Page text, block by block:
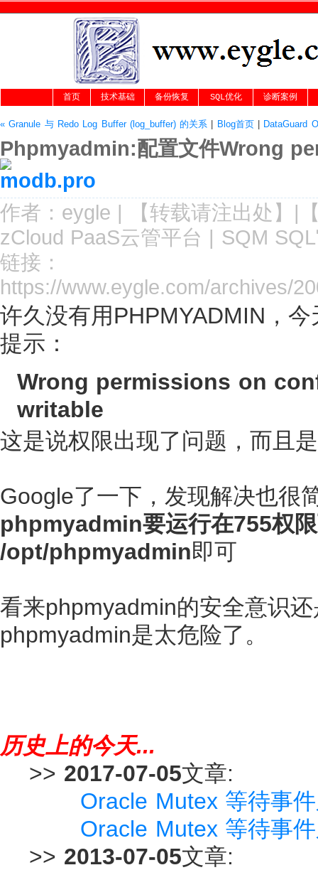
首页 技术基础 备份恢复 SQL优化 诊断案例
« Granule 与 Redo Log Buffer (log_buffer) 的关系 Blog首页| DataGuard
Phpmyadmin:配置文件Wrong
作者： eygle | 【转载请注出处 】|
zCloud PaaS云管平台 | SQM
链接：
https://www.eygle.com/archives/
许久没有用PHPMYADMIN，
提示：
Wrong permissions on
writable
这是说权限出现了问题，而且
Google了一下，发现解决也很
phpmyadmin要运行在755权
/opt/phpmyadmin即可
看来phpmyadmin的安全意识
phpmyadmin是太危险了。
历史上的今天...
>> 2017-07-05文章:
Oracle Mutex 等待事
Oracle Mutex 等待事
>> 2013-07-05文章: